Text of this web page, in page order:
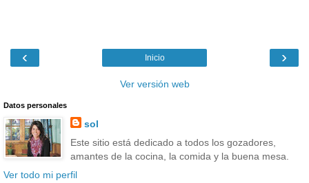
‹ ›
Inicio
Ver versión web
Datos personales
sol
Este sitio está dedicado a todos los gozadores,
amantes de la cocina, la comida y la buena mesa.
Ver todo mi perfil